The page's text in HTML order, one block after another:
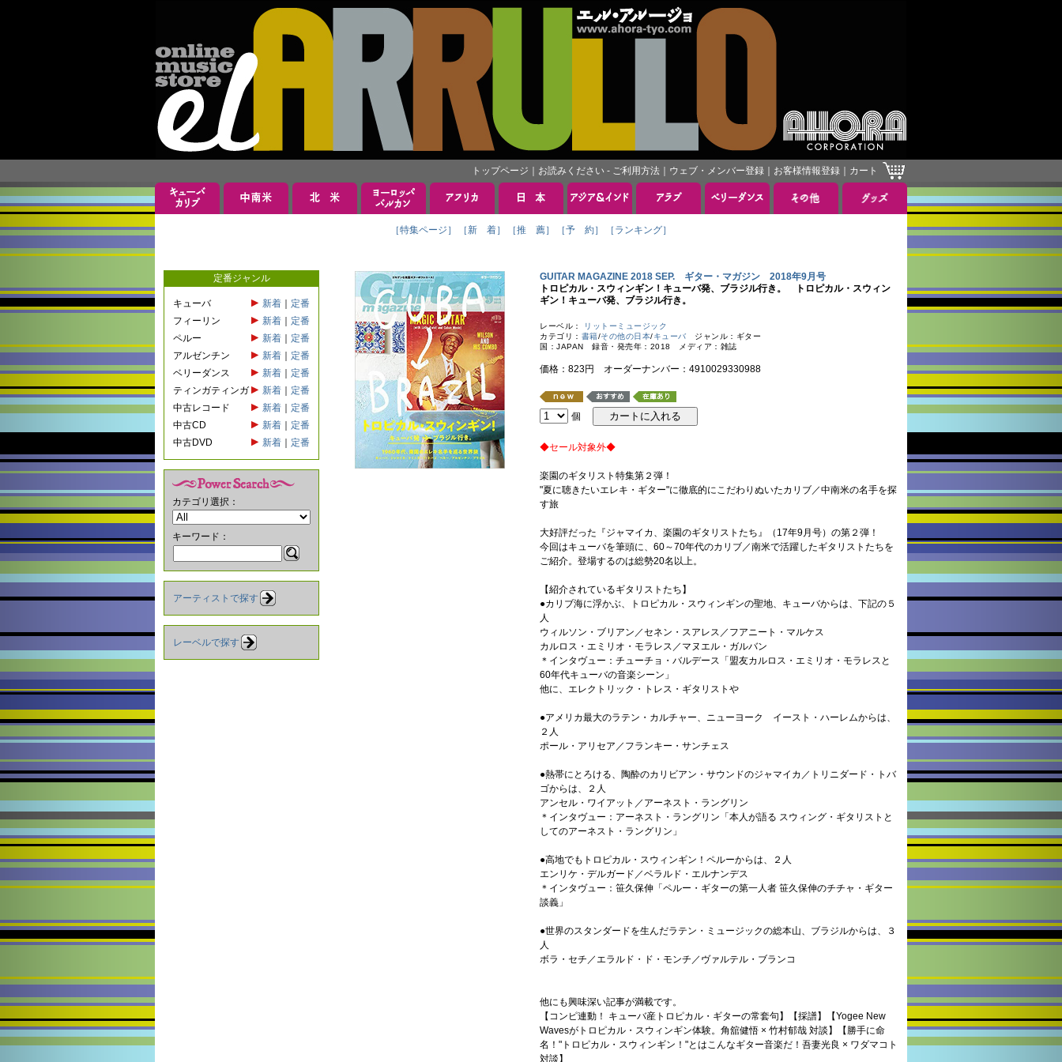
トップページ お読みください - ご利用方法 ウェブ・メンバー登録 お客様情報登録 カート
［特集ページ］ ［新 着］ ［推 薦］ ［予 約］ ［ランキング］
定番ジャンル
キューバ 新着
定番
フィーリン
新着
定番
ペルー
新着
定番
アルゼンチン
新着
定番
ベリーダンス
新着
定番
ティンガティンガ
新着
定番
中古レコード
新着
定番
中古CD
新着
定番
中古DVD
新着 定番
カテゴリ選択：
キーワード：
アーティストで探す
レーベルで探す
GUITAR MAGAZINE 2018 SEP. ギター・マガジン 2018年9月号
トロピカル・スウィンギン！キューバ発、ブラジル行き。 トロピカル・スウィン
ギン！キューバ発、ブラジル行き。
レーベル：
リットーミュージック
カテゴリ： 書籍/その他の日本/キューバ ジャンル：ギター
国：JAPAN 録音・発売年：2018 メディア：雑誌
価格：823円 オーダーナンバー：4910029330988
個
◆セール対象外◆
楽園のギタリスト特集第２弾！
"夏に聴きたいエレキ・ギター"に徹底的にこだわりぬいたカリブ／中南米の名手を探
す旅
大好評だった『ジャマイカ、楽園のギタリストたち』（17年9月号）の第２弾！
今回はキューバを筆頭に、60～70年代のカリブ／南米で活躍したギタリストたちを
ご紹介。登場するのは総勢20名以上。
【紹介されているギタリストたち】
●カリブ海に浮かぶ、トロピカル・スウィンギンの聖地、キューバからは、下記の５
人
ウィルソン・ブリアン／セネン・スアレス／フアニート・マルケス
カルロス・エミリオ・モラレス／マヌエル・ガルバン
＊インタヴュー：チューチョ・バルデース「盟友カルロス・エミリオ・モラレスと
60年代キューバの音楽シーン」
他に、エレクトリック・トレス・ギタリストや
●アメリカ最大のラテン・カルチャー、ニューヨーク イースト・ハーレムからは、
２人
ポール・アリセア／フランキー・サンチェス
●熱帯にとろける、陶酔のカリビアン・サウンドのジャマイカ／トリニダード・トバ
ゴからは、２人
アンセル・ワイアット／アーネスト・ラングリン
＊インタヴュー：アーネスト・ラングリン「本人が語る スウィング・ギタリストと
してのアーネスト・ラングリン」
●高地でもトロピカル・スウィンギン！ペルーからは、２人
エンリケ・デルガード／ベラルド・エルナンデス
＊インタヴュー：笹久保伸「ペルー・ギターの第一人者 笹久保伸のチチャ・ギター
談義」
●世界のスタンダードを生んだラテン・ミュージックの総本山、ブラジルからは、３
人
ボラ・セチ／エラルド・ド・モンチ／ヴァルテル・ブランコ
他にも興味深い記事が満載です。
【コンピ連動！ キューバ産トロピカル・ギターの常套句】【採譜】【Yogee New
Wavesがトロピカル・スウィンギン体験。角舘健悟 × 竹村郁哉 対談】【勝手に命
名！"トロピカル・スウィンギン！"とはこんなギター音楽だ！吾妻光良 × ワダマコト
対談】